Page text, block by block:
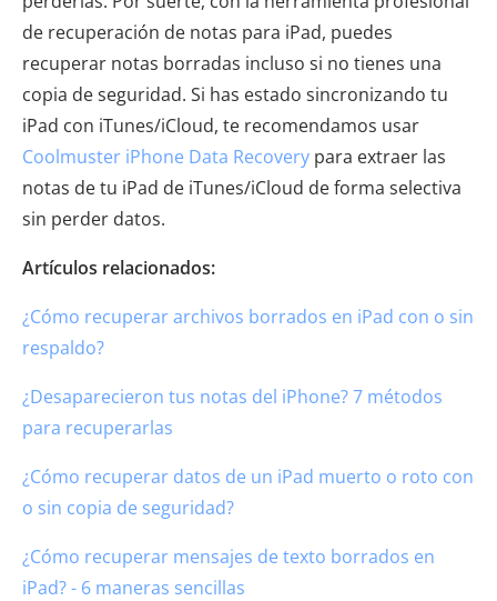
de recuperación de notas para iPad, puedes
recuperar notas borradas incluso si no tienes una
copia de seguridad. Si has estado sincronizando tu
iPad con iTunes/iCloud, te recomendamos usar
Coolmuster iPhone Data Recovery para extraer las
notas de tu iPad de iTunes/iCloud de forma selectiva
sin perder datos.
Artículos relacionados:
¿Cómo recuperar archivos borrados en iPad con o sin
respaldo?
¿Desaparecieron tus notas del iPhone? 7 métodos
para recuperarlas
¿Cómo recuperar datos de un iPad muerto o roto con
o sin copia de seguridad?
¿Cómo recuperar mensajes de texto borrados en
iPad? - 6 maneras sencillas